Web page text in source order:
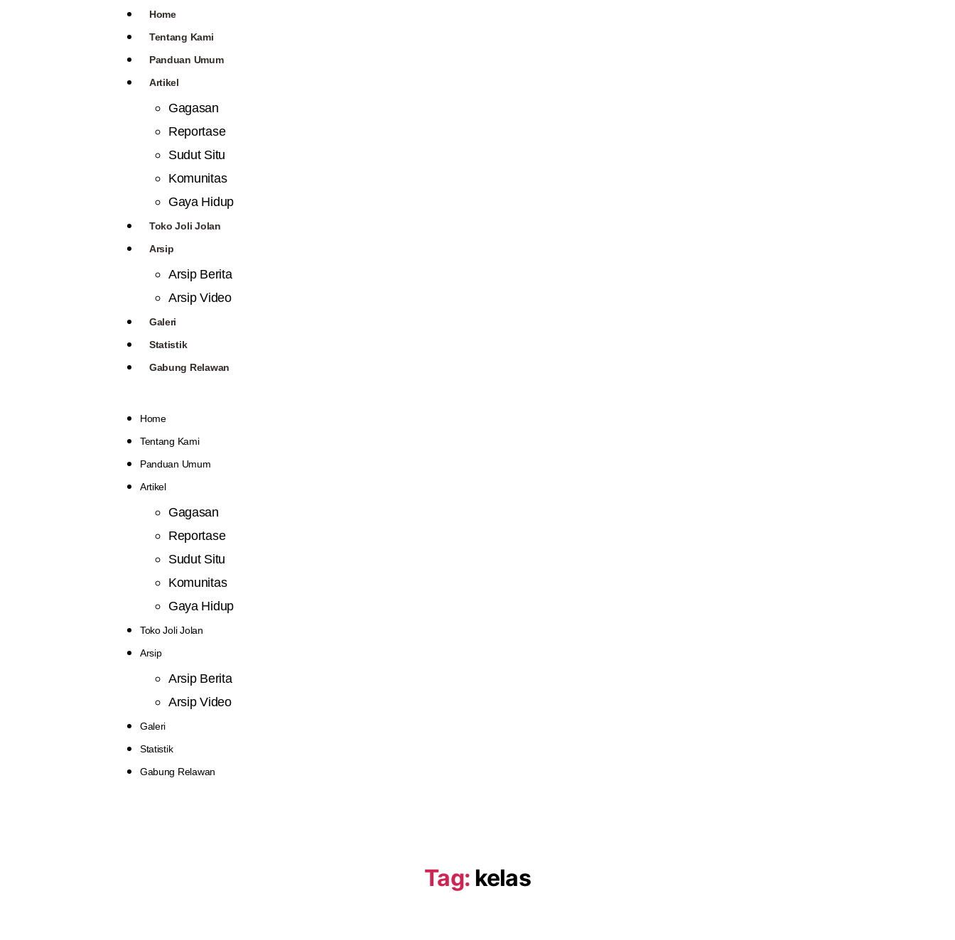
Home
Tentang Kami
Panduan Umum
Artikel
Gagasan
Reportase
Sudut Situ
Komunitas
Gaya Hidup
Toko Joli Jolan
Arsip
Arsip Berita
Arsip Video
Galeri
Statistik
Gabung Relawan
Home
Tentang Kami
Panduan Umum
Artikel
Gagasan
Reportase
Sudut Situ
Komunitas
Gaya Hidup
Toko Joli Jolan
Arsip
Arsip Berita
Arsip Video
Galeri
Statistik
Gabung Relawan
Tag: kelas